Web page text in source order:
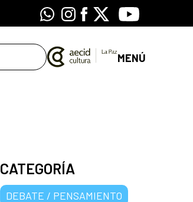
WhatsappInstagram
Facebook
X Youtube
MENÚ
CATEGORÍA
DEBATE / PENSAMIENTO